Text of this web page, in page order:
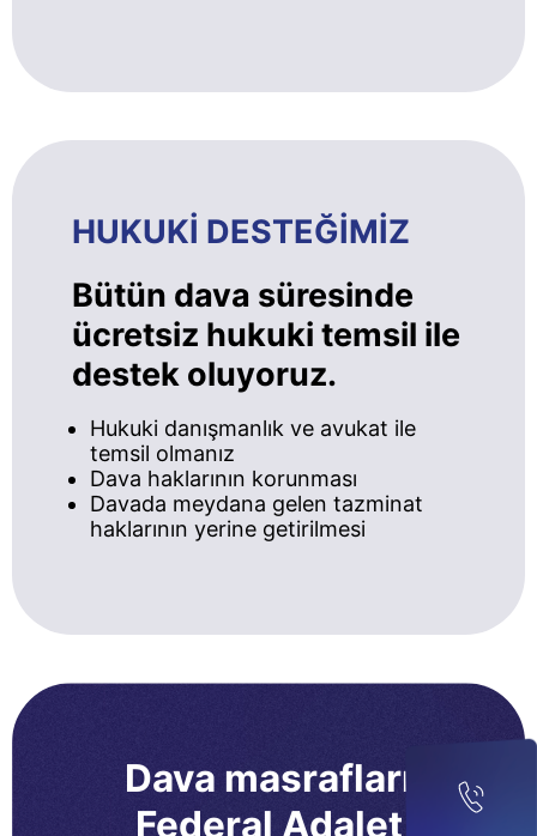
HUKUKİ DESTEĞİMİZ
Bütün dava süresinde
ücretsiz hukuki temsil ile
destek oluyoruz.
Hukuki danışmanlık ve avukat ile
temsil olmanız
Dava haklarının korunması
Davada meydana gelen tazminat
haklarının yerine getirilmesi
Dava masrafları
Federal Adalet